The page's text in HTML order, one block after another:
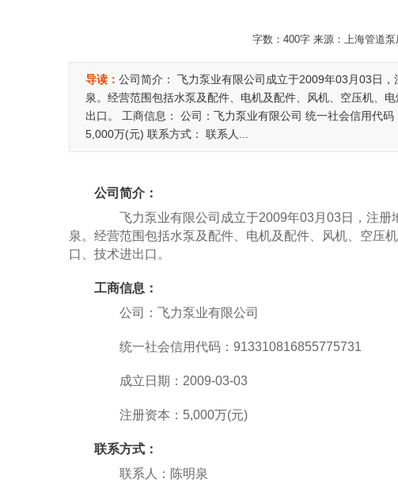
字数：400字 来源：上海管道
导读： 公司简介： 飞力泵业有限公司成立于2009年03月03日
泉。经营范围包括水泵及配件、电机及配件、风机、空压机、
出口。 工商信息： 公司：飞力泵业有限公司 统一社会信用代
5,000万(元) 联系方式： 联系人...
公司简介：
飞力泵业有限公司成立于2009年03月03日，注册
泉。经营范围包括水泵及配件、电机及配件、风机、空压
口、技术进出口。
工商信息：
公司：飞力泵业有限公司
统一社会信用代码：913310816855775731
成立日期：2009-03-03
注册资本：5,000万(元)
联系方式：
联系人：陈明泉